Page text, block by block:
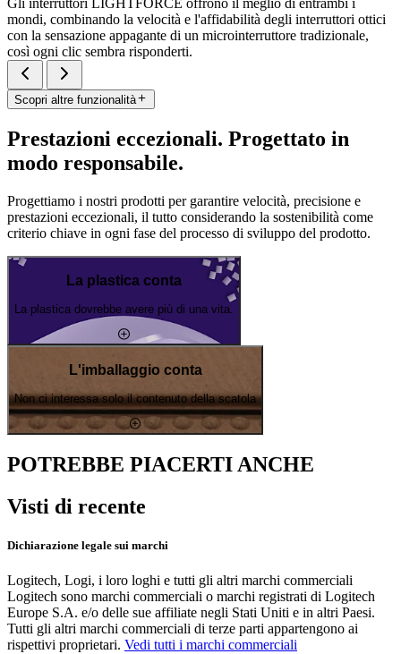
Gli interruttori LIGHTFORCE offrono il meglio di entrambi i
mondi, combinando la velocità e l'affidabilità degli interruttori ottici
con la sensazione appagante di un microinterruttore tradizionale,
così ogni clic sembra risponderti.
Scopri altre funzionalità
Prestazioni eccezionali. Progettato in
modo responsabile.
Progettiamo i nostri prodotti per garantire velocità, precisione e
prestazioni eccezionali, il tutto considerando la sostenibilità come
criterio chiave in ogni fase del processo di sviluppo del prodotto.
La plastica conta
La plastica dovrebbe avere più di una vita.
L'imballaggio conta
Non ci interessa solo il contenuto della scatola
POTREBBE PIACERTI ANCHE
Visti di recente
Dichiarazione legale sui marchi
Logitech, Logi, i loro loghi e tutti gli altri marchi commerciali
Logitech sono marchi commerciali o marchi registrati di Logitech
Europe S.A. e/o delle sue affiliate negli Stati Uniti e in altri Paesi.
Tutti gli altri marchi commerciali di terze parti appartengono ai
rispettivi proprietari. Vedi tutti i marchi commerciali